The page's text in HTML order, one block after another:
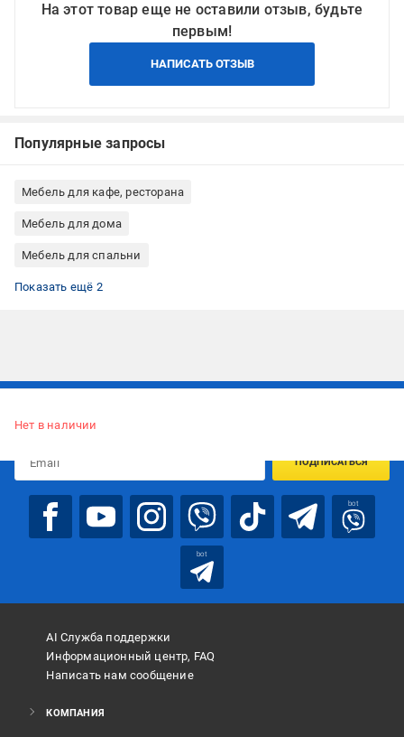
На этот товар еще не оставили отзыв, будьте
первым!
НАПИСАТЬ ОТЗЫВ
Популярные запросы
Мебель для кафе, ресторана
Мебель для дома
Мебель для спальни
Мебель для прихожей
Пуфы с ножками
Показать ещё 2
Нет в наличии
ПОДПИСАТЬСЯ
bot
bot
AI Служба поддержки
Информационный центр, FAQ
Написать нам сообщение
КОМПАНИЯ